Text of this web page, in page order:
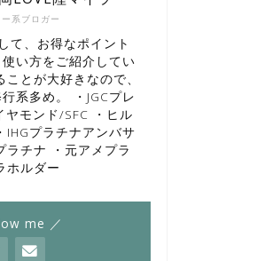
系ブロガー
て、お得なポイント
い方をご紹介してい
とが大好きなので、
系多め。 ・JGCプレ
ヤモンド/SFC ・ヒル
IHGプラチナアンバサ
ラチナ ・元アメプラ
ホルダー
me ／